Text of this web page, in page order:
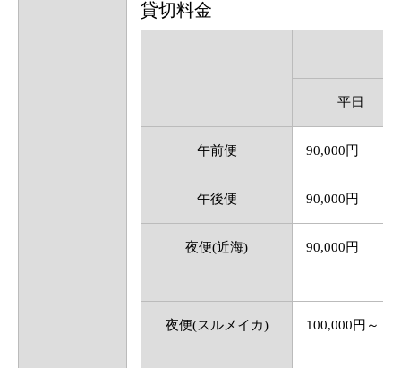
貸切料金
平日
午前便 90,000円
午後便 90,000円
夜便(近海) 90,000円
夜便(スルメイカ) 100,000円～